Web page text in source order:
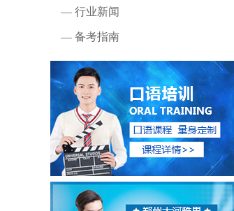
— 行业新闻
— 备考指南